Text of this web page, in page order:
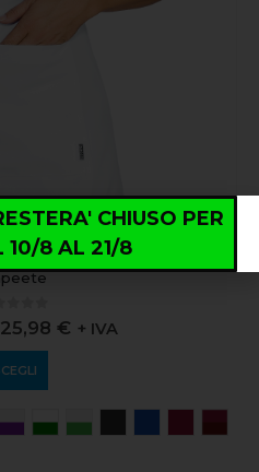
PROFESSIONALE
of 5
25,98 € + IVA
CHIUSO PER
10/8 AL 21/8